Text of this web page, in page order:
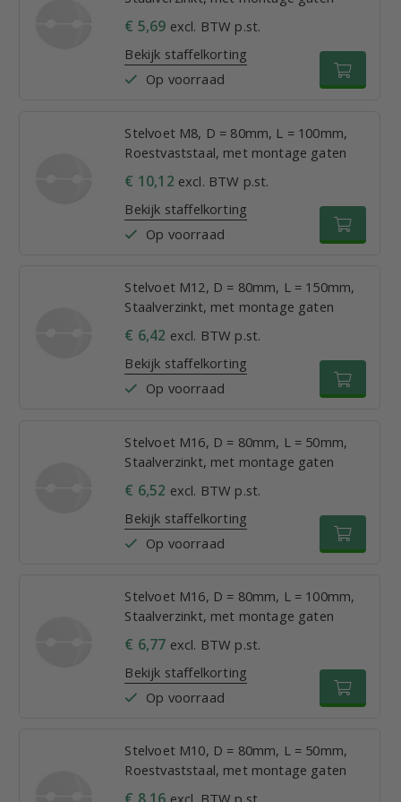
€ 5,69 excl. BTW p.st.
Bekijk staffelkorting
Op voorraad
Stelvoet M8, D = 80mm, L = 100mm,
Roestvaststaal, met montage gaten
€ 10,12 excl. BTW p.st.
Bekijk staffelkorting
Op voorraad
Stelvoet M12, D = 80mm, L = 150mm,
Staalverzinkt, met montage gaten
€ 6,42 excl. BTW p.st.
Bekijk staffelkorting
Op voorraad
Stelvoet M16, D = 80mm, L = 50mm,
Staalverzinkt, met montage gaten
€ 6,52 excl. BTW p.st.
Bekijk staffelkorting
Op voorraad
Stelvoet M16, D = 80mm, L = 100mm,
Staalverzinkt, met montage gaten
€ 6,77 excl. BTW p.st.
Bekijk staffelkorting
Op voorraad
Stelvoet M10, D = 80mm, L = 50mm,
Roestvaststaal, met montage gaten